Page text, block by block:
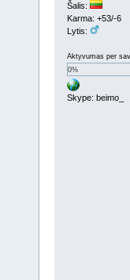
Šalis:
Karma: +53/-6
Lytis:
Aktyvumas per
0%
Skype: beimo_